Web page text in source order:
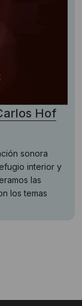
Hof
sonora
interior y
las
los temas